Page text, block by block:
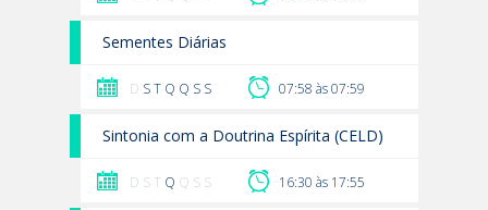
Sementes Diárias
D ST Q Q S S 07:58 às 07:59
Sintonia com a Doutrina Espírita (CELD)
D S T Q Q S S 16:30 às 17:55